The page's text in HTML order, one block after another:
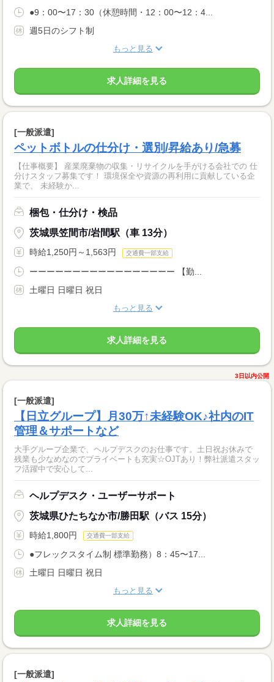
●9：00〜17：30（休憩時間・12：00〜12：4...
週5日のシフト制
もっと見る
求人詳細を見る
[一般派遣]
ペットボトルの仕分け・選別/昇給あり/急募
【仕事概要】 産業廃棄物の収集・リサイクルを手がける会社での 仕
分けスタッフ募集です！ 環境保全や資源の再利用に貢献している企
業で、 未経験か...
梱包・仕分け・検品
茨城県笠間市/岩間駅（車 13分）
時給1,250円～1,563円 交通費一部支給
ーーーーーーーーーーーーーーーーー 【勤...
土曜日 日曜日 祝日
もっと見る
求人詳細を見る
3日以内公開
[一般派遣]
【日立グループ】月30万↑未経験OK♪社内のIT
管理＆サポートなど
大手グループ企業で、ヘルプデスクのお仕事です。土日祝お休みで
残業も少なめなのでプライベートも充実☆OJTあり！弊社派遣スタッ
フ活躍中で安心して...
ヘルプデスク・ユーザーサポート
茨城県ひたちなか市/勝田駅（バス 15分）
時給1,800円 交通費一部支給
●フレックスタイム制 標準勤務）8：45〜17...
土曜日 日曜日 祝日
もっと見る
求人詳細を見る
[一般派遣]